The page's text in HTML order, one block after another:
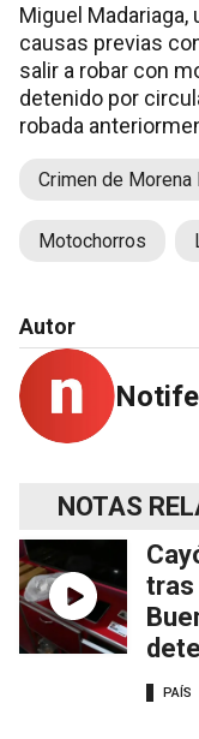
Miguel
causas previas
salir a robar con
detenido por
robada
Crimen de Morena
Motochorros
Autor
NOTAS
tras
PAÍS